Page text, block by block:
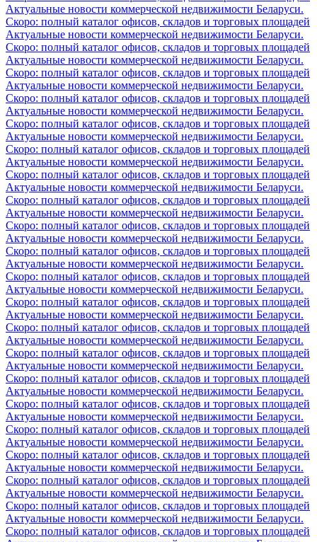
Актуальные новости коммерческой недвижимости Беларуси.
Скоро: полный каталог офисов, складов и торговых площадей
Актуальные новости коммерческой недвижимости Беларуси.
Скоро: полный каталог офисов, складов и торговых площадей
Актуальные новости коммерческой недвижимости Беларуси.
Скоро: полный каталог офисов, складов и торговых площадей
Актуальные новости коммерческой недвижимости Беларуси.
Скоро: полный каталог офисов, складов и торговых площадей
Актуальные новости коммерческой недвижимости Беларуси.
Скоро: полный каталог офисов, складов и торговых площадей
Актуальные новости коммерческой недвижимости Беларуси.
Скоро: полный каталог офисов, складов и торговых площадей
Актуальные новости коммерческой недвижимости Беларуси.
Скоро: полный каталог офисов, складов и торговых площадей
Актуальные новости коммерческой недвижимости Беларуси.
Скоро: полный каталог офисов, складов и торговых площадей
Актуальные новости коммерческой недвижимости Беларуси.
Скоро: полный каталог офисов, складов и торговых площадей
Актуальные новости коммерческой недвижимости Беларуси.
Скоро: полный каталог офисов, складов и торговых площадей
Актуальные новости коммерческой недвижимости Беларуси.
Скоро: полный каталог офисов, складов и торговых площадей
Актуальные новости коммерческой недвижимости Беларуси.
Скоро: полный каталог офисов, складов и торговых площадей
Актуальные новости коммерческой недвижимости Беларуси.
Скоро: полный каталог офисов, складов и торговых площадей
Актуальные новости коммерческой недвижимости Беларуси.
Скоро: полный каталог офисов, складов и торговых площадей
Актуальные новости коммерческой недвижимости Беларуси.
Скоро: полный каталог офисов, складов и торговых площадей
Актуальные новости коммерческой недвижимости Беларуси.
Скоро: полный каталог офисов, складов и торговых площадей
Актуальные новости коммерческой недвижимости Беларуси.
Скоро: полный каталог офисов, складов и торговых площадей
Актуальные новости коммерческой недвижимости Беларуси.
Скоро: полный каталог офисов, складов и торговых площадей
Актуальные новости коммерческой недвижимости Беларуси.
Скоро: полный каталог офисов, складов и торговых площадей
Актуальные новости коммерческой недвижимости Беларуси.
Скоро: полный каталог офисов, складов и торговых площадей
Актуальные новости коммерческой недвижимости Беларуси.
Скоро: полный каталог офисов, складов и торговых площадей